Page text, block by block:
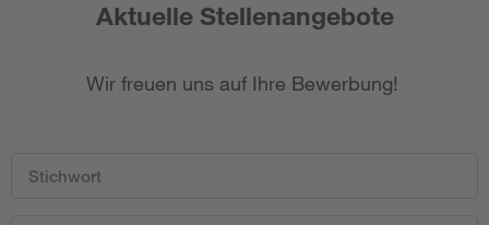
Aktuelle Stellenangebote
Wir freuen uns auf Ihre Bewerbung!